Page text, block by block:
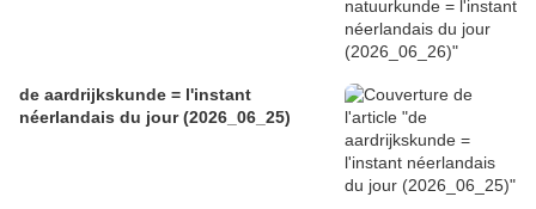
de aardrijkskunde = l'instant
néerlandais du jour (2026_06_25)